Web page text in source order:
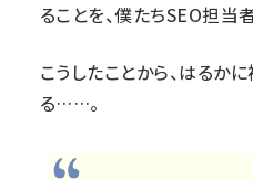
ることを、僕たちSEO担当
こうしたことから、はるか
る……。